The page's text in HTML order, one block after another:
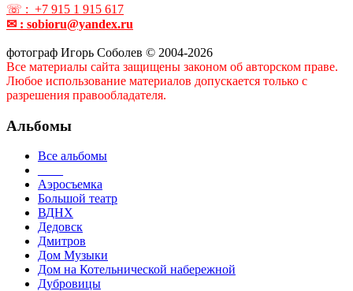
☏ : +7 915 1 915 617
✉ : sobioru@yandex.ru
фотограф Игорь Соболев © 2004-2026
Все материалы сайта защищены законом об авторском праве.
Любое использование материалов допускается только с
разрешения правообладателя.
Альбомы
Все альбомы
Аэросъемка
Большой театр
ВДНХ
Дедовск
Дмитров
Дом Музыки
Дом на Котельнической набережной
Дубровицы